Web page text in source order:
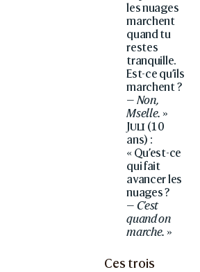
les nuages
marchent
quand tu
restes
tranquille.
Est-ce qu’ils
marchent ?
— Non,
Mselle. »
Juli (10
ans) :
« Qu’est-ce
qui fait
avancer les
nuages ?
— C’est
quand on
marche. »
Ces trois